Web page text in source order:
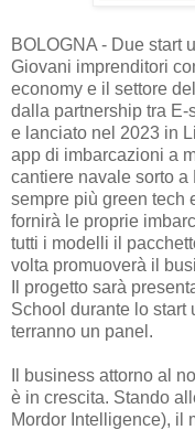
BOLOGNA - Due start
Giovani imprenditori
economy e il settore
dalla partnership tra
e lanciato nel 2023 in
app di imbarcazioni a
cantiere navale sorto a
sempre più green tech
fornirà le proprie
tutti i modelli il
volta promuoverà il
Il progetto sarà
School durante lo start
terranno un panel.
Il business attorno al
è in crescita. Stando
Mordor Intelligence), il